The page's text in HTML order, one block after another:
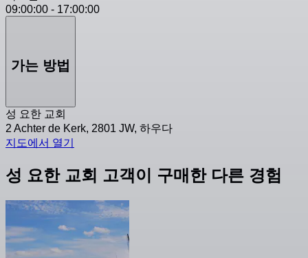
09:00:00 - 17:00:00
가는 방법
성 요한 교회
2 Achter de Kerk, 2801 JW, 하우다
지도에서 열기
성 요한 교회 고객이 구매한 다른 경험